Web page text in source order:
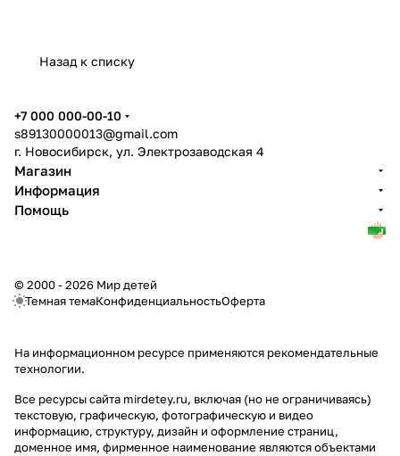
Назад к списку
+7 000 000-00-10
s89130000013@gmail.com
г. Новосибирск, ул. Электрозаводская 4
Магазин
Информация
Помощь
© 2000 - 2026 Мир детей
Темная темаКонфиденциальностьОферта
На информационном ресурсе применяются рекомендательные
технологии.
Все ресурсы сайта mirdetey.ru, включая (но не ограничиваясь)
текстовую, графическую, фотографическую и видео
информацию, структуру, дизайн и оформление страниц,
доменное имя, фирменное наименование являются объектами